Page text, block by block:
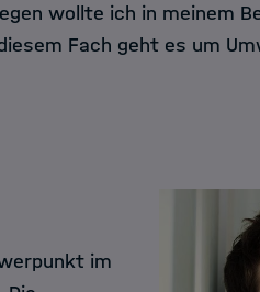
wollte ich in meinem
Fach geht es um
im